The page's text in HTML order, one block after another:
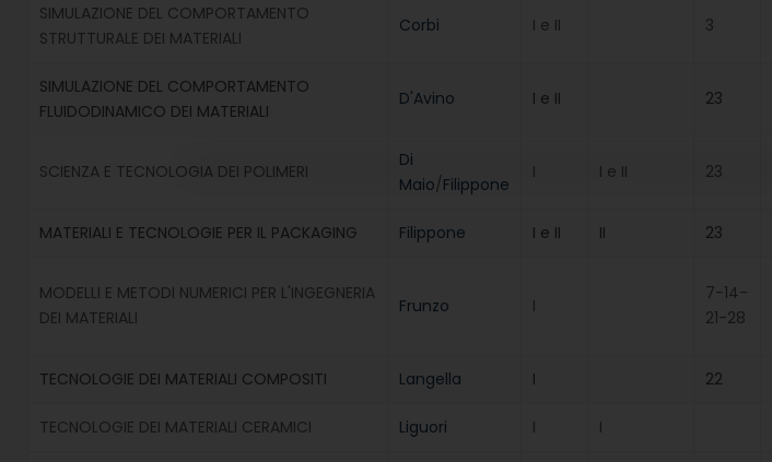
SIMULAZIONE DEL COMPORTAMENTO
STRUTTURALE DEI MATERIALI
Corbi I e II 3
SIMULAZIONE DEL COMPORTAMENTO
FLUIDODINAMICO DEI MATERIALI
D'Avino I e II 23
SCIENZA E TECNOLOGIA DEI POLIMERI
Di
Maio/Filippone
I I e II 23
MATERIALI E TECNOLOGIE PER IL PACKAGING Filippone I e II II 23
MODELLI E METODI NUMERICI PER L'INGEGNERIA
DEI MATERIALI
Frunzo I
7-14-
21-28
TECNOLOGIE DEI MATERIALI COMPOSITI Langella I 22
TECNOLOGIE DEI MATERIALI CERAMICI Liguori I I